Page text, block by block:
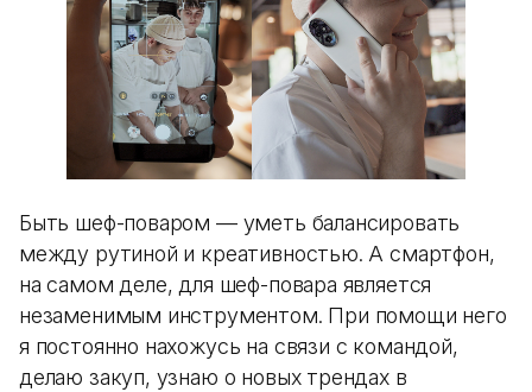
Быть шеф-поваром — уметь балансировать
между рутиной и креативностью. А смартфон,
на самом деле, для шеф-повара является
незаменимым инструментом. При помощи него
я постоянно нахожусь на связи с командой,
делаю закуп, узнаю о новых трендах в